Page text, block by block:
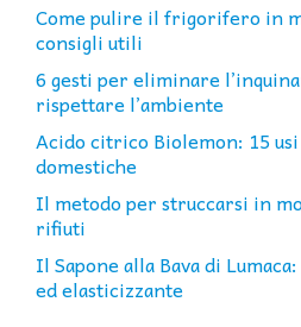
Come pulire il frigorifero in
consigli utili
6 gesti per eliminare
rispettare l’ambiente
Acido citrico Biolemon: 15
domestiche
Il metodo per struccarsi in
rifiuti
Il Sapone alla Bava di
ed elasticizzante